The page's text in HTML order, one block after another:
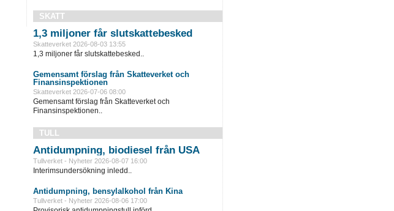
SKATT
1,3 miljoner får slutskattebesked
Skatteverket 2026-08-03 13:55
1,3 miljoner får slutskattebesked..
Gemensamt förslag från Skatteverket och
Finansinspektionen
Skatteverket 2026-07-06 08:00
Gemensamt förslag från Skatteverket och
Finansinspektionen..
TULL
Antidumpning, biodiesel från USA
Tullverket - Nyheter 2026-08-07 16:00
Interimsundersökning inledd..
Antidumpning, bensylalkohol från Kina
Tullverket - Nyheter 2026-08-06 17:00